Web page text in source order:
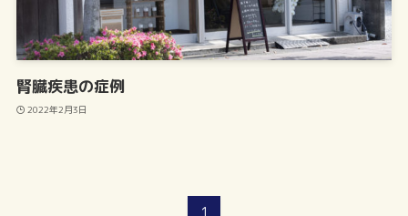
腎臓疾患の症例
2022年2月3日
1